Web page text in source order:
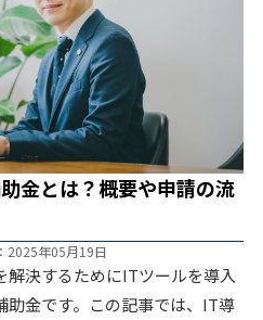
金とは？概要や申請の流
2025年05月19日
決するためにITツールを導入
助金です。この記事では、IT導